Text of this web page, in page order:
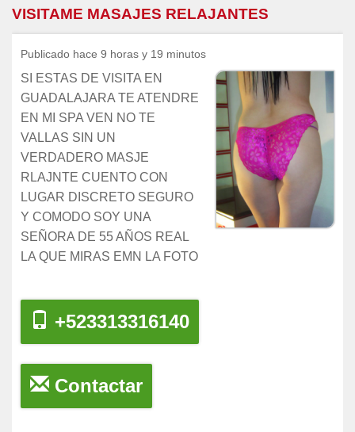
VISITAME MASAJES RELAJANTES
Publicado hace 9 horas y 19 minutos
SI ESTAS DE VISITA EN
GUADALAJARA TE ATENDRE
EN MI SPA VEN NO TE
VALLAS SIN UN
VERDADERO MASJE
RLAJNTE CUENTO CON
LUGAR DISCRETO SEGURO
Y COMODO SOY UNA
SEÑORA DE 55 AÑOS REAL
LA QUE MIRAS EMN LA FOTO
+523313316140
Contactar